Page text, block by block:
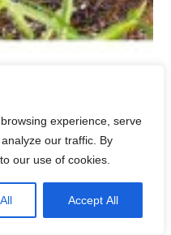
experience, serve
our traffic. By
our use of cookies.
Accept All
tanah
2025
satu menghasilkan kopra